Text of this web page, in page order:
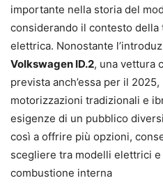
importante nella storia del
considerando il contesto
elettrica. Nonostante
Volkswagen ID.2, una vettura
prevista anch’essa per il
motorizzazioni tradizionali e
esigenze di un pubblico
così a offrire più opzioni,
scegliere tra modelli elettrici
combustione interna